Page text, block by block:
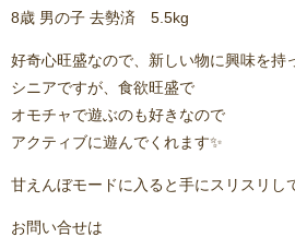
8歳 男の子 去勢済 5.5kg
好奇心旺盛なので、新しい物に興味を持
シニアですが、食欲旺盛で
オモチャで遊ぶのも好きなので
アクティブに遊んでくれます✨
甘えんぼモードに入ると手にスリスリし
お問い合せは